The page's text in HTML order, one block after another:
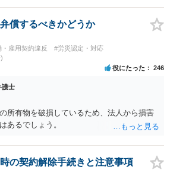
償するべきかどうか
・雇用契約違反
#労災認定・対応
役にたった 246
護士
所有物を破損しているため、法人から損害
あるでしょう。
の契約解除手続きと注意事項